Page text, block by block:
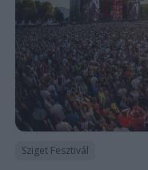
Sziget Fesztivál